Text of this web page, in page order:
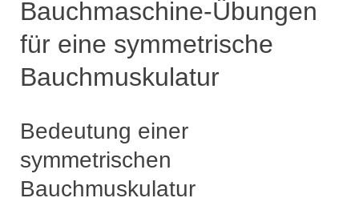
Bauchmaschine-Übungen
für eine symmetrische
Bauchmuskulatur
Bedeutung einer
symmetrischen
Bauchmuskulatur